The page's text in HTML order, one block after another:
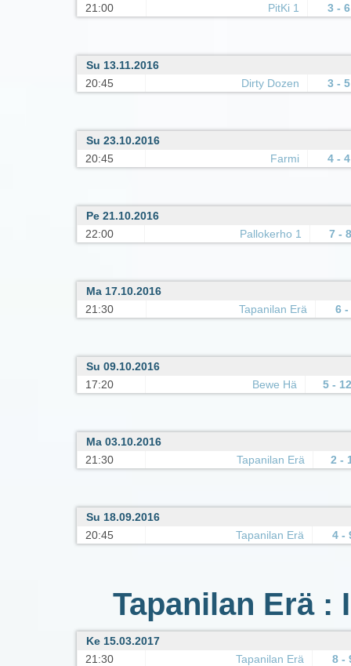
21:00
PitKi 1 3 - 6
Su 13.11.2016
20:45
Dirty Dozen 3 - 5
Su 23.10.2016
20:45
Farmi 4 - 4
Pe 21.10.2016
22:00
Pallokerho 1 7 - 8
Ma 17.10.2016
21:30
Tapanilan Erä 6 -
Su 09.10.2016
17:20
Bewe Hä 5 - 12
Ma 03.10.2016
21:30
Tapanilan Erä 2 -
Su 18.09.2016
20:45
Tapanilan Erä 4 -
Tapanilan Erä :
Ke 15.03.2017
21:30
Tapanilan Erä 8 -